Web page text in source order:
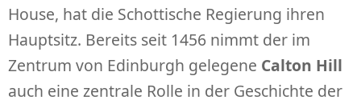
House, hat die Schottische Regierung ihren
Hauptsitz. Bereits seit 1456 nimmt der im
Zentrum von Edinburgh gelegene Calton Hill
auch eine zentrale Rolle in der Geschichte der